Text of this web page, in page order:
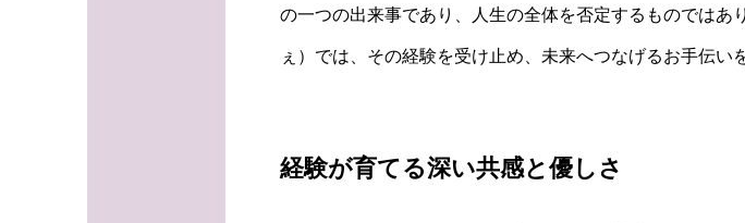
の一つの出来事であり、人生の全体を否定するものでは
ぇ）では、その経験を受け止め、未来へつなげるお手伝い
経験が育てる深い共感と優しさ